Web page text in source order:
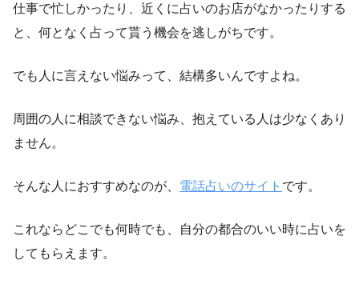
仕事で忙しかったり、近くに占いのお店がなかったりする
と、何となく占って貰う機会を逃しがちです。
でも人に言えない悩みって、結構多いんですよね。
周囲の人に相談できない悩み、抱えている人は少なくあり
ません。
そんな人におすすめなのが、 電話占いのサイト です。
これならどこでも何時でも、自分の都合のいい時に占いを
してもらえます。